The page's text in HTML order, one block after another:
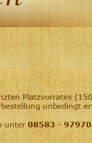
Platzvorrates
unbedingt
unter 08583 - 97970